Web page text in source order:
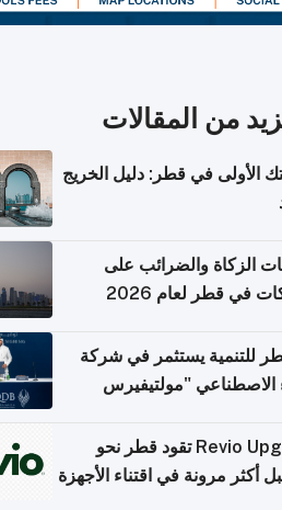
من المقالات
الأولى في قطر: دليل الخريج
الزكاة والضرائب على
في قطر لعام 2026
للتنمية يستثمر في شركة
الاصطناعي "مولتيفيرس
Revio Upgrade تقود قطر نحو
أكثر مرونة في اقتناء الأجهزة